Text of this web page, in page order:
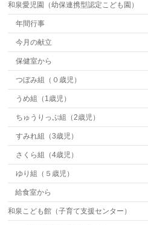
和泉愛児園（幼保連携型認定こども園）
年間行事
今月の献立
保健室から
つぼみ組（０歳児）
うめ組（1歳児）
ちゅうりっぷ組（2歳児）
すみれ組（3歳児）
さくら組（4歳児）
ゆり組（５歳児）
給食室から
和泉こども館（子育て支援センター）